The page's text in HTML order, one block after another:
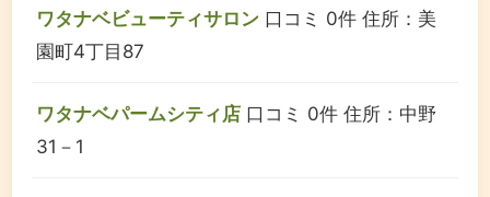
ワタナベビューティサロン 口コミ 0件 住所：美
園町4丁目87
ワタナベパームシティ店 口コミ 0件 住所：中野
31－1